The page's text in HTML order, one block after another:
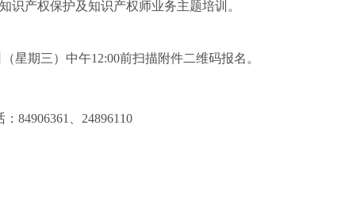
产权保护及知识产权师业务主题培训。
期三）中午12:00前扫描附件二维码报名。
、24896110